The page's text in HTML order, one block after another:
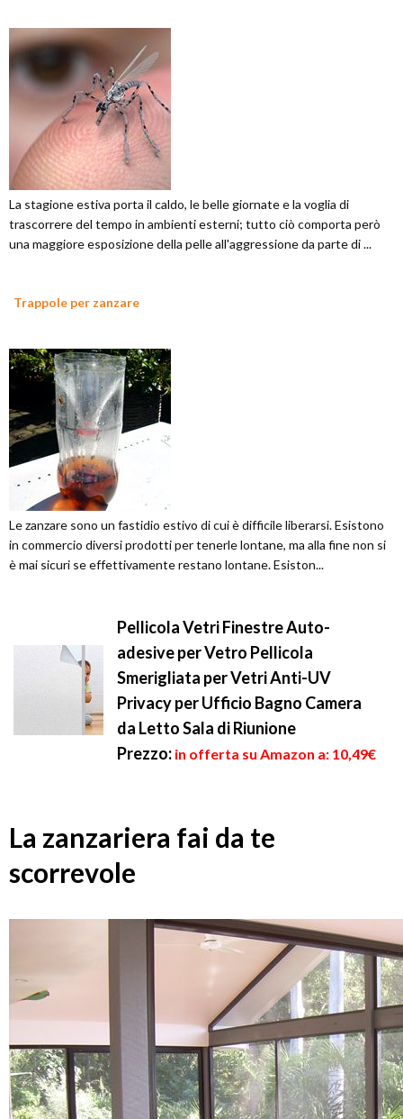
La stagione estiva porta il caldo, le belle giornate e la voglia di
trascorrere del tempo in ambienti esterni; tutto ciò comporta però
una maggiore esposizione della pelle all'aggressione da parte di ...
Trappole per zanzare
Le zanzare sono un fastidio estivo di cui è difficile liberarsi. Esistono
in commercio diversi prodotti per tenerle lontane, ma alla fine non si
è mai sicuri se effettivamente restano lontane. Esiston...
Pellicola Vetri Finestre Auto-
adesive per Vetro Pellicola
Smerigliata per Vetri Anti-UV
Privacy per Ufficio Bagno Camera
da Letto Sala di Riunione
Prezzo: in offerta su Amazon a: 10,49€
La zanzariera fai da te
scorrevole